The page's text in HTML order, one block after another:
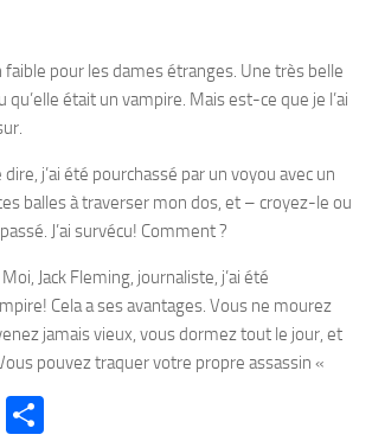
faible pour les dames étranges. Une très belle
qu’elle était un vampire. Mais est-ce que je l’ai
j’ai été pourchassé par un voyou avec un
balles à traverser mon dos, et – croyez-le ou
J’ai survécu! Comment ?
Jack Fleming, journaliste, j’ai été
Cela a ses avantages. Vous ne mourez
jamais vieux, vous dormez tout le jour, et
pouvez traquer votre propre assassin «
Email